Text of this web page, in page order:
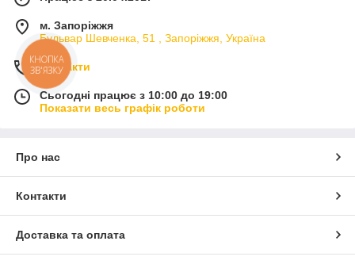
м. Запоріжжя
Бульвар Шевченка, 51 , Запоріжжя, Україна
Контакти
Сьогодні працює з 10:00 до 19:00
Показати весь графік роботи
Про нас
Контакти
Доставка та оплата